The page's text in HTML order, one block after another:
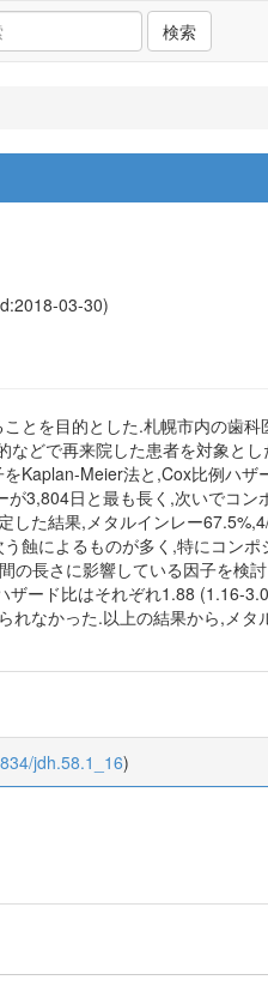
検索
03-30)
とを目的とした.札幌市内の歯
どで再来院した患者を対象と
Kaplan-Meier法と,Cox比例ハ
3,804日と最も長く,次いでコ
た結果,メタルインレー
蝕によるものが多く,特にコン
長さに影響している因子を検
ード比はそれぞれ1.88 (1.16-
なかった.以上の結果から,メ
jdh.58.1_16)